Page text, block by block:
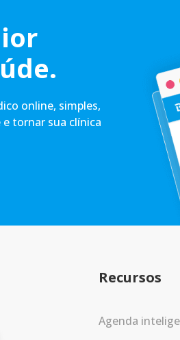
online, simples,
tornar sua clínica
Recursos
Agenda